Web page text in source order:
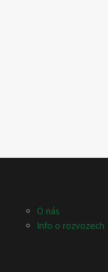
O nás
Info o rozvozech